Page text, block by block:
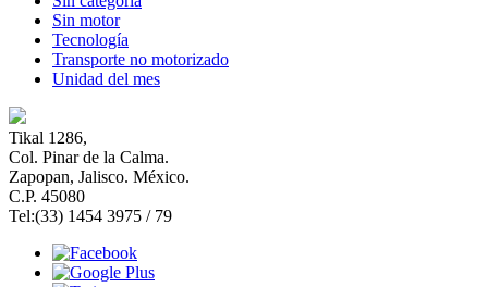
Sin motor
Tecnología
Transporte no motorizado
Unidad del mes
Tikal 1286,
Col. Pinar de la Calma.​
Zapopan, Jalisco. México.
C.P. 45080​
Tel:(33) 1454 3975 / 79